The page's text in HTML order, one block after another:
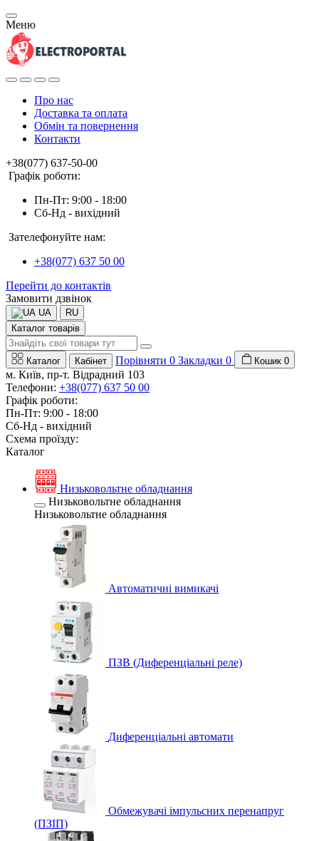
Меню
Про нас
Доставка та оплата
Обмін та повернення
Контакти
+38(077) 637-50-00
Графік роботи:
Пн-Пт: 9:00 - 18:00
Сб-Нд - вихідний
Зателефонуйте нам:
+38(077) 637 50 00
Перейти до контактів
Замовити дзвінок
UA
RU
Каталог товарів
Каталог Кабінет Порівняти 0 Закладки 0 Кошик 0
м. Київ, пр-т. Відрадний 103
Телефони: +38(077) 637 50 00
Графік роботи:
Пн-Пт: 9:00 - 18:00
Сб-Нд - вихідний
Схема проїзду:
Каталог
Низьковольтне обладнання
Низьковольтне обладнання
Низьковольтне обладнання
Автоматичні вимикачі
ПЗВ (Диференціальні реле)
Диференціальні автомати
Обмежувачі імпульсних перенапруг
(ПЗІП)